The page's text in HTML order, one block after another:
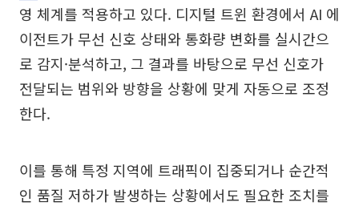
영 체계를 적용하고 있다. 디지털 트윈 환경에서 AI 에
이전트가 무선 신호 상태와 통화량 변화를 실시간으
로 감지·분석하고, 그 결과를 바탕으로 무선 신호가
전달되는 범위와 방향을 상황에 맞게 자동으로 조정
한다.
이를 통해 특정 지역에 트래픽이 집중되거나 순간적
인 품질 저하가 발생하는 상황에서도 필요한 조치를